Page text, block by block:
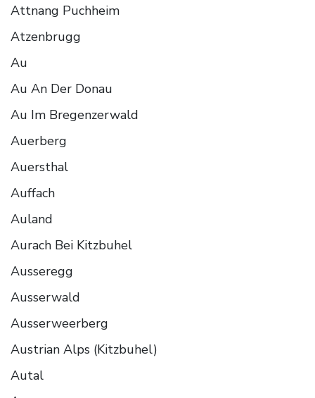
Attnang Puchheim
Atzenbrugg
Au
Au An Der Donau
Au Im Bregenzerwald
Auerberg
Auersthal
Auffach
Auland
Aurach Bei Kitzbuhel
Ausseregg
Ausserwald
Ausserweerberg
Austrian Alps (Kitzbuhel)
Autal